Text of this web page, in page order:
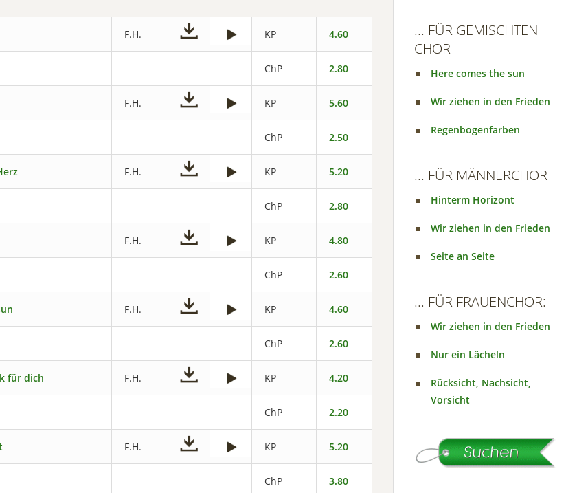
F.H. KP 4.60
ChP 2.80
F.H. KP 5.60
ChP 2.50
F.H. KP 5.20
ChP 2.80
F.H. KP 4.80
ChP 2.60
F.H. KP 4.60
ChP 2.60
für dich F.H. KP 4.20
ChP 2.20
F.H. KP 5.20
ChP 3.80
... FÜR GEMISCHTEN
CHOR
Here comes the sun
Wir ziehen in den Frieden
Regenbogenfarben
... FÜR MÄNNERCHOR
Hinterm Horizont
Wir ziehen in den Frieden
Seite an Seite
... FÜR FRAUENCHOR:
Wir ziehen in den Frieden
Nur ein Lächeln
Rücksicht, Nachsicht,
Vorsicht